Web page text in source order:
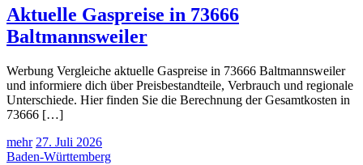
Aktuelle Gaspreise in 73666
Baltmannsweiler
Werbung Vergleiche aktuelle Gaspreise in 73666 Baltmannsweiler
und informiere dich über Preisbestandteile, Verbrauch und regionale
Unterschiede. Hier finden Sie die Berechnung der Gesamtkosten in
73666 […]
mehr 27. Juli 2026
Baden-Württemberg